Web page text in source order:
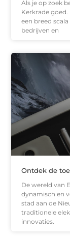
Als je op zoek
Kerkrade
een breed
bedrijven en
Ontdek de
De wereld van
dynamisch en
stad aan de
traditionele
innovaties.